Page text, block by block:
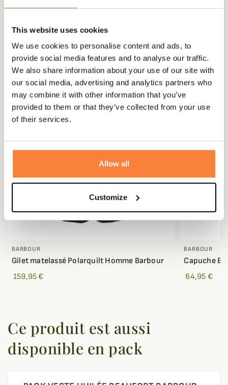
This website uses cookies
We use cookies to personalise content and ads, to
provide social media features and to analyse our traffic.
We also share information about your use of our site with
our social media, advertising and analytics partners who
may combine it with other information that you’ve
provided to them or that they’ve collected from your use
of their services.
Allow all
Customize
Vous aimerez aussi
BARBOUR
Gilet matelassé Polarquilt Homme Barbour
159,95 €
BARBOUR
Capuche
64,95 €
Ce produit est aussi
disponible en pack